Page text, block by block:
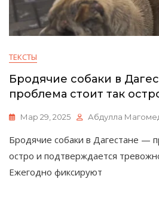
ТЕКСТЫ
Бродячие собаки в
проблема стоит так
Мар 29, 2025 Абдулла
Бродячие собаки в Дагестане —
остро и подтверждается
Ежегодно фиксируют